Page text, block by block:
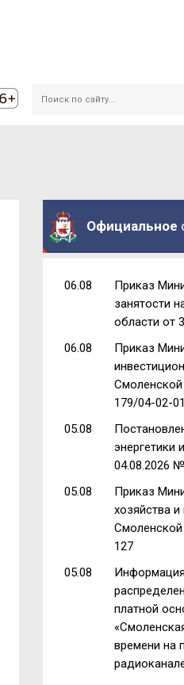
Официальное
06.08
Приказ
занятости
области от
06.08
Приказ
179/04-02-01
05.08
энергетики
04.08.2026
05.08
Приказ
хозяйства
127
05.08
платной
времени на